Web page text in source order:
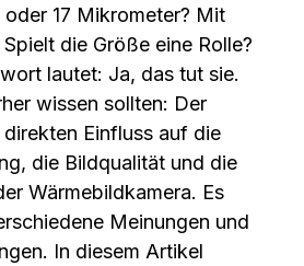
oder 17 Mikrometer? Mit
die Größe eine Rolle?
lautet: Ja, das tut sie.
wissen sollten: Der
Einfluss auf die
die Bildqualität und die
Wärmebildkamera. Es
Meinungen und
In diesem Artikel